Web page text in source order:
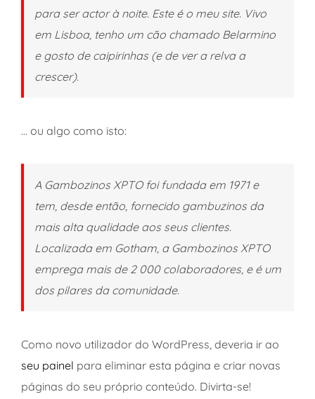
para ser actor à noite. Este é o meu site. Vivo
em Lisboa, tenho um cão chamado Belarmino
e gosto de caipirinhas (e de ver a relva a
crescer).
… ou algo como isto:
A Gambozinos XPTO foi fundada em 1971 e
tem, desde então, fornecido gambuzinos da
mais alta qualidade aos seus clientes.
Localizada em Gotham, a Gambozinos XPTO
emprega mais de 2 000 colaboradores, e é um
dos pilares da comunidade.
Como novo utilizador do WordPress, deveria ir ao
seu painel para eliminar esta página e criar novas
páginas do seu próprio conteúdo. Divirta-se!